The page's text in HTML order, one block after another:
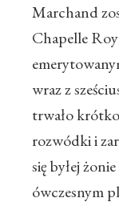
Marchand
Chapelle
wraz z
trwało
rozwódki i
się byłej
ówczesnym